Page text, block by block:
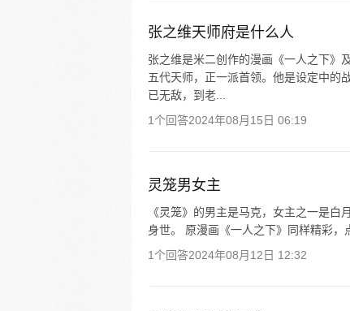
张之维天师府是什么人
张之维是米二创作的漫画《一人之下》
五代天师，正一派首领。他是设定中的
已无敌，到老...
1个回答2024年08月15日 06:19
灵笼男女主
《灵笼》的男主是马克，女主之一是
身世。 原漫画《一人之下》同样精彩，
1个回答2024年08月12日 12:32